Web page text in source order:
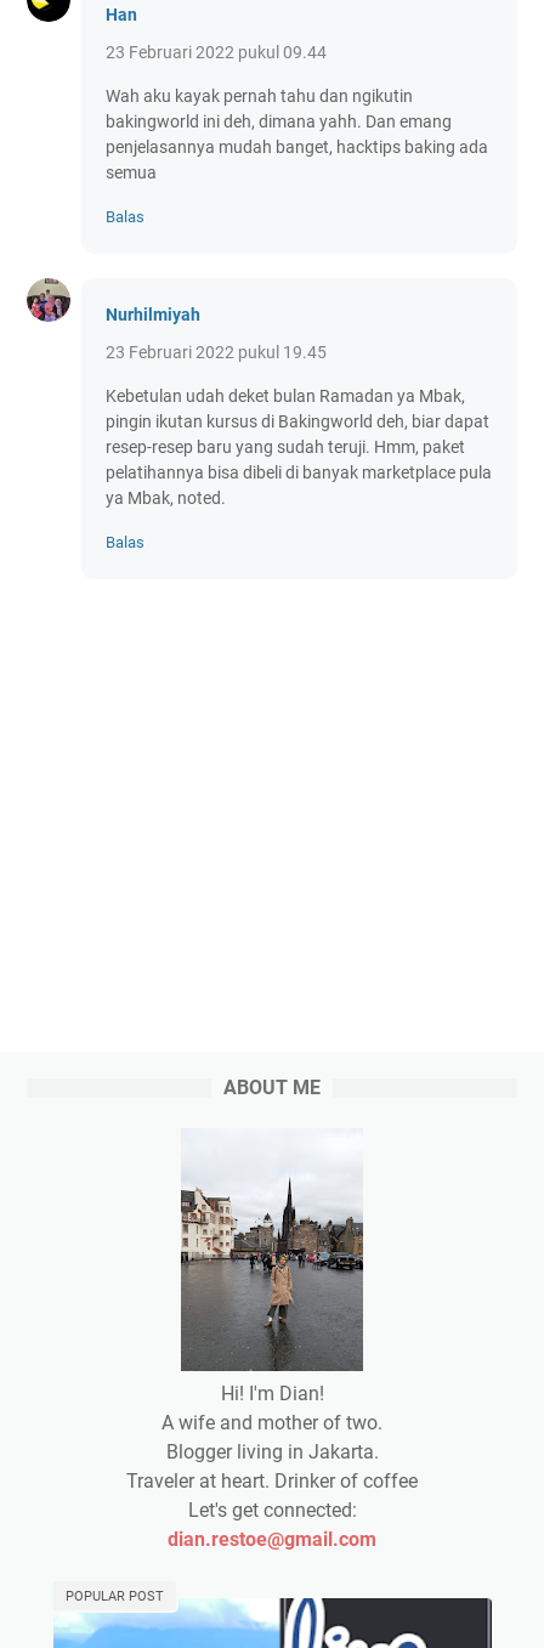
Han
23 Februari 2022 pukul 09.44
Wah aku kayak pernah tahu dan ngikutin
bakingworld ini deh, dimana yahh. Dan emang
penjelasannya mudah banget, hacktips baking ada
semua
Balas
Nurhilmiyah
23 Februari 2022 pukul 19.45
Kebetulan udah deket bulan Ramadan ya Mbak,
pingin ikutan kursus di Bakingworld deh, biar dapat
resep-resep baru yang sudah teruji. Hmm, paket
pelatihannya bisa dibeli di banyak marketplace pula
ya Mbak, noted.
Balas
ABOUT ME
Hi! I'm Dian!
A wife and mother of two.
Blogger living in Jakarta.
Traveler at heart. Drinker of coffee
Let's get connected:
dian.restoe@gmail.com
POPULAR POST